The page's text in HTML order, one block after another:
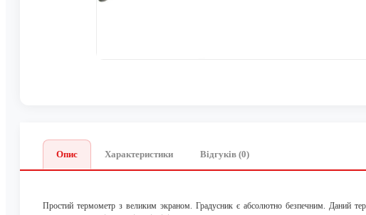
Опис Характеристики Відгуків (0)
Простий термометр з великим экраном. Градусник є абсолютно безпечним. Даний